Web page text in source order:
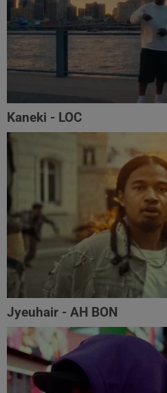
Kaneki - LOC
Jyeuhair - AH BON